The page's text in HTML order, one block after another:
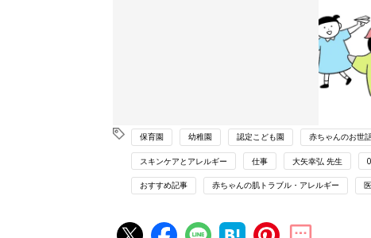
保育園 幼稚園 認定こども園 赤ちゃんのお世
スキンケアとアレルギー 仕事 大矢幸弘 先生
おすすめ記事 赤ちゃんの肌トラブル・アレルギー